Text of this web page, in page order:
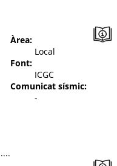
Àrea:
Local
Font:
ICGC
Comunicat sísmic:
-